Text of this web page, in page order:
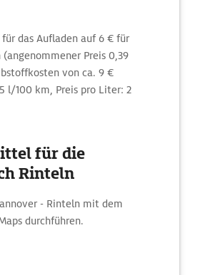
das Aufladen auf 6 € für
Preis 0,39
von ca. 9 €
l/100 km, Preis pro Liter: 2
für die
Rinteln
- Rinteln mit dem
durchführen.